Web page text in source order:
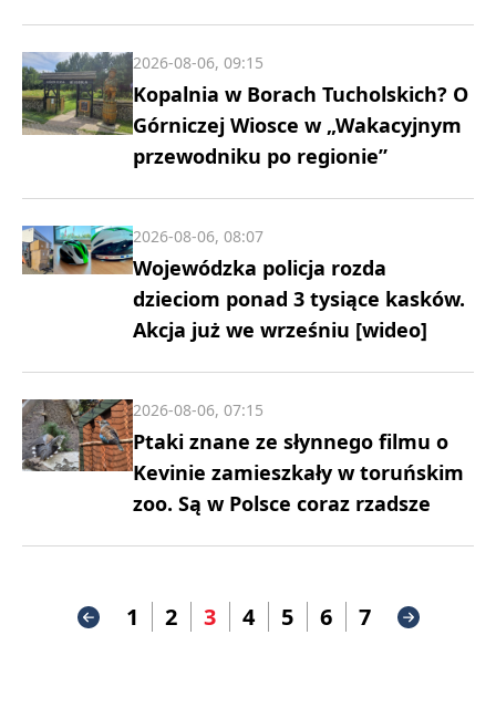
Kopalnia w Borach Tucholskich? O
Górniczej Wiosce w „Wakacyjnym
przewodniku po regionie”
2026-08-06, 09:15
Wojewódzka policja rozda
dzieciom ponad 3 tysiące kasków.
Akcja już we wrześniu [wideo]
2026-08-06, 08:07
Ptaki znane ze słynnego filmu o
Kevinie zamieszkały w toruńskim
zoo. Są w Polsce coraz rzadsze
2026-08-06, 07:15
1 2 3 4 5 6 7